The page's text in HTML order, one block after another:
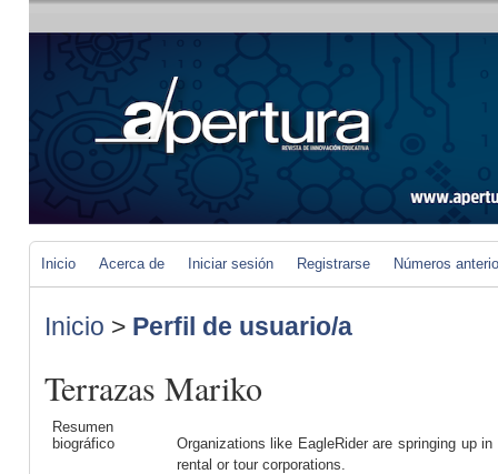
Inicio Acerca de Iniciar sesión Registrarse Números
Inicio > Perfil de usuario/a
Terrazas Mariko
Resumen
biográfico
Organizations like EagleRider are springing up
rental or tour corporations.